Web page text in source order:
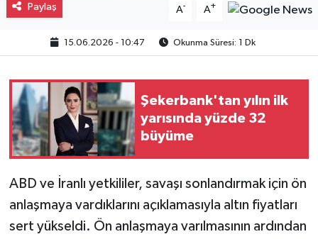
Paylaş A- A+
15.06.2026 - 10:47 Okunma Süresi: 1 Dk
Şekerbank'tan yılın ilk
yarısında yüzde 32
büyüme
ABD ve İranlı yetkililer, savaşı sonlandırmak için ön
anlaşmaya vardıklarını açıklamasıyla altın fiyatları
sert yükseldi. Ön anlaşmaya varılmasının ardından